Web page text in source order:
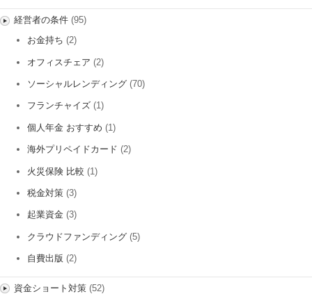
経営者の条件(95)
お金持ち (2)
オフィスチェア (2)
ソーシャルレンディング (70)
フランチャイズ (1)
個人年金 おすすめ (1)
海外プリペイドカード (2)
火災保険 比較 (1)
税金対策 (3)
起業資金 (3)
クラウドファンディング (5)
自費出版 (2)
資金ショート対策(52)